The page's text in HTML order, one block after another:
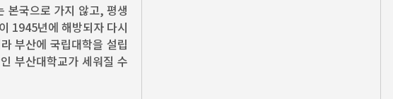
본국으로 가지 않고, 평생
1945년에 해방되자 다시
부산에 국립대학을 설립
부산대학교가 세워질 수